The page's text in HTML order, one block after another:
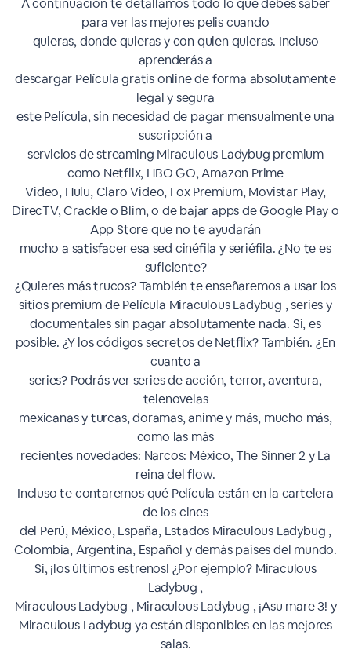
A continuación te detallamos todo lo que debes saber
para ver las mejores pelis cuando
quieras, donde quieras y con quien quieras. Incluso
aprenderás a
descargar Película gratis online de forma absolutamente
legal y segura
este Película, sin necesidad de pagar mensualmente una
suscripción a
servicios de streaming Miraculous Ladybug premium
como Netflix, HBO GO, Amazon Prime
Video, Hulu, Claro Video, Fox Premium, Movistar Play,
DirecTV, Crackle o Blim, o de bajar apps de Google Play o
App Store que no te ayudarán
mucho a satisfacer esa sed cinéfila y seriéfila. ¿No te es
suficiente?
¿Quieres más trucos? También te enseñaremos a usar los
sitios premium de Película Miraculous Ladybug , series y
documentales sin pagar absolutamente nada. Sí, es
posible. ¿Y los códigos secretos de Netflix? También. ¿En
cuanto a
series? Podrás ver series de acción, terror, aventura,
telenovelas
mexicanas y turcas, doramas, anime y más, mucho más,
como las más
recientes novedades: Narcos: México, The Sinner 2 y La
reina del flow.
Incluso te contaremos qué Película están en la cartelera
de los cines
del Perú, México, España, Estados Miraculous Ladybug ,
Colombia, Argentina, Español y demás países del mundo.
Sí, ¡los últimos estrenos! ¿Por ejemplo? Miraculous
Ladybug ,
Miraculous Ladybug , Miraculous Ladybug , ¡Asu mare 3! y
Miraculous Ladybug ya están disponibles en las mejores
salas.